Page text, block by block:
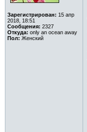
Зарегистрирован: 15 апр
2018, 18:51
Сообщения: 2327
Откуда: only an ocean away
Пол: Женский